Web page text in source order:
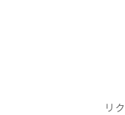
リ